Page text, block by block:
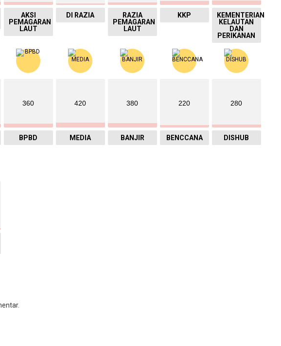
AKSI
PEMAGARAN
LAUT
DI RAZIA
RAZIA
PEMAGARAN
LAUT
KKP
KEMENTERIAN
KELAUTAN
DAN
PERIKANAN
360
BPBD
420
MEDIA
380
BANJIR
220
BENCCANA
280
DISHUB